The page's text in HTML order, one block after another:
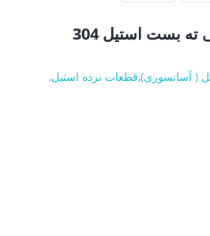
( آسانسوری),قطعات نرده استیل,